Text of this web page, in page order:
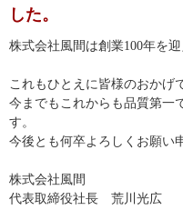
した。
株式会社風間は創業100年を
これもひとえに皆様のおかげ
今までもこれからも品質第一
す。
今後とも何卒よろしくお願い
株式会社風間
代表取締役社長 荒川光広